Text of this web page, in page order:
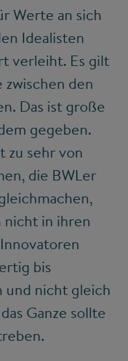
Werte an sich
Idealisten
verleiht. Es gilt
zwischen den
Das ist große
gegeben.
zu sehr von
die BWLer
in ihren
bis
und nicht gleich
Ganze sollte